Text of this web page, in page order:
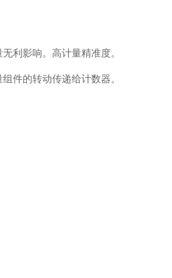
利影响。高计量精准度。
件的转动传递给计数器。